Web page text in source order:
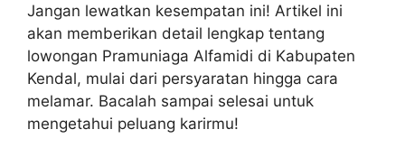
Jangan lewatkan kesempatan ini! Artikel ini
akan memberikan detail lengkap tentang
lowongan Pramuniaga Alfamidi di Kabupaten
Kendal, mulai dari persyaratan hingga cara
melamar. Bacalah sampai selesai untuk
mengetahui peluang karirmu!